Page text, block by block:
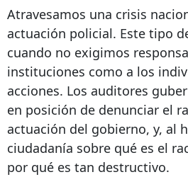
Atravesamos una crisis
actuación policial. Este tipo
cuando no exigimos
instituciones como a los
acciones. Los auditores
en posición de denunciar el
actuación del gobierno, y, al
ciudadanía sobre qué es el
por qué es tan destructivo.